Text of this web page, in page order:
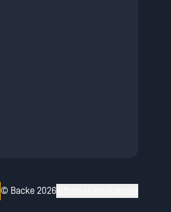
© Backe 2026